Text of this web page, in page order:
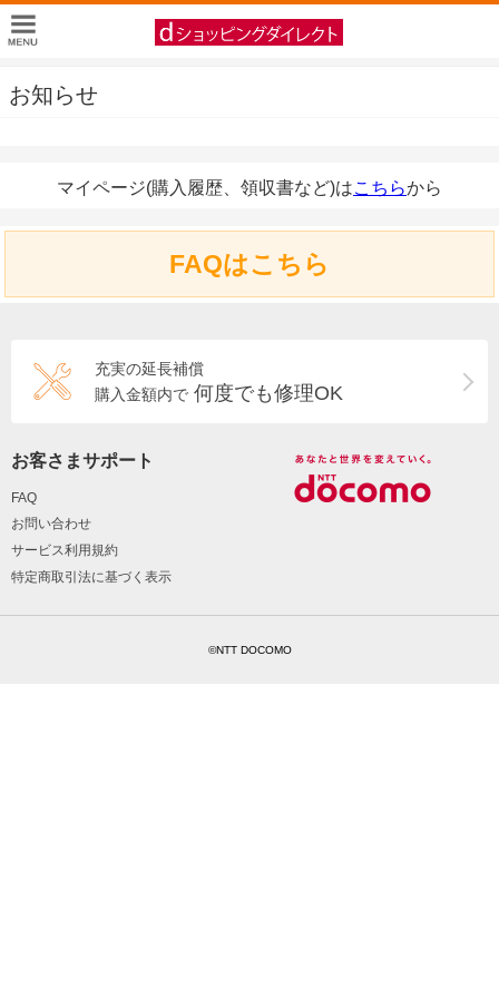
お知らせ
マイページ(購入履歴、領収書など)はこちらから
FAQはこちら
充実の延長補償
購入金額内で 何度でも修理OK
お客さまサポート
FAQ
お問い合わせ
サービス利用規約
特定商取引法に基づく表示
©NTT DOCOMO